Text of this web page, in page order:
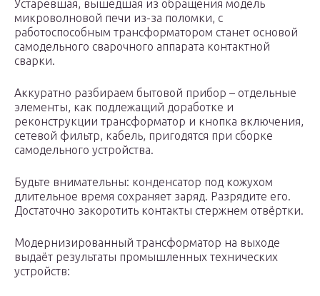
Устаревшая, вышедшая из обращения модель
микроволновой печи из-за поломки, с
работоспособным трансформатором станет основой
самодельного сварочного аппарата контактной
сварки.
Аккуратно разбираем бытовой прибор – отдельные
элементы, как подлежащий доработке и
реконструкции трансформатор и кнопка включения,
сетевой фильтр, кабель, пригодятся при сборке
самодельного устройства.
Будьте внимательны: конденсатор под кожухом
длительное время сохраняет заряд. Разрядите его.
Достаточно закоротить контакты стержнем отвёртки.
Модернизированный трансформатор на выходе
выдаёт результаты промышленных технических
устройств: